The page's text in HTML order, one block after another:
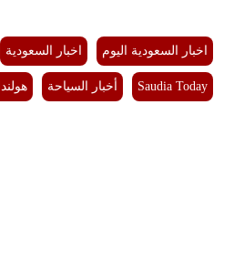
اخبار السعودية اليوم اخبار السعودية
Saudia Today أخبار السياحة هولندا